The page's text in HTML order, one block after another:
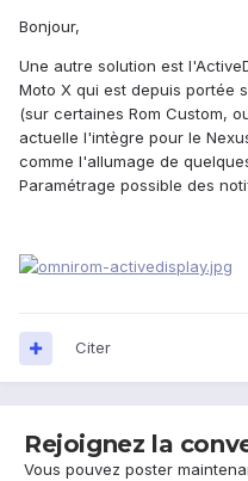
Bonjour,
Une autre solution est
Moto X qui est depuis portée
(sur certaines Rom Custom,
actuelle l'intègre pour le
comme l'allumage de
Paramétrage possible des
Citer
Rejoignez la
Vous pouvez poster